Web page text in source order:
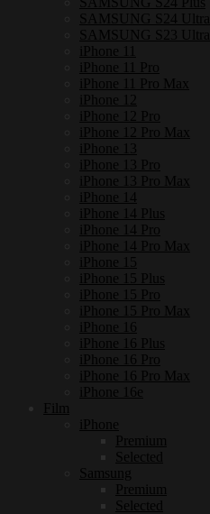
SAMSUNG S24 Ultra
SAMSUNG S23 Ultra
iPhone 11
iPhone 11 Pro
iPhone 11 Pro Max
iPhone 12
iPhone 12 Pro
iPhone 12 Pro Max
iPhone 13
iPhone 13 Pro
iPhone 13 Pro Max
iPhone 14
iPhone 14 Plus
iPhone 14 Pro
iPhone 14 Pro Max
iPhone 15
iPhone 15 Plus
iPhone 15 Pro
iPhone 15 Pro Max
iPhone 16
iPhone 16 Plus
iPhone 16 Pro
iPhone 16 Pro Max
iPhone 16e
Film
iPhone
Premium
Selected
Samsung
Premium
Selected